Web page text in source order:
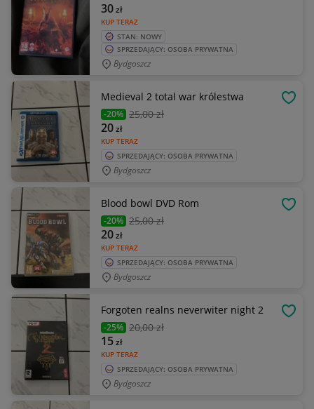
KUP TERAZ
30zł
STAN: NOWY
SPRZEDAJĄCY: OSOBA PRYWATNA
Bydgoszcz
Medieval 2 total war królestwa
-20% 25,00 zł
KUP TERAZ
20zł
SPRZEDAJĄCY: OSOBA PRYWATNA
Bydgoszcz
Blood bowl DVD Rom
-20% 25,00 zł
KUP TERAZ
20zł
SPRZEDAJĄCY: OSOBA PRYWATNA
Bydgoszcz
Forgoten realns neverwiter night 2
-25% 20,00 zł
KUP TERAZ
15zł
SPRZEDAJĄCY: OSOBA PRYWATNA
Bydgoszcz